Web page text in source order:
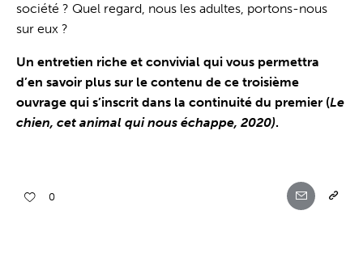
société ? Quel regard, nous les adultes, portons-nous
sur eux ?
Un entretien riche et convivial qui vous permettra
d’en savoir plus sur le contenu de ce troisième
ouvrage qui s’inscrit dans la continuité du premier (Le
chien, cet animal qui nous échappe, 2020).
0